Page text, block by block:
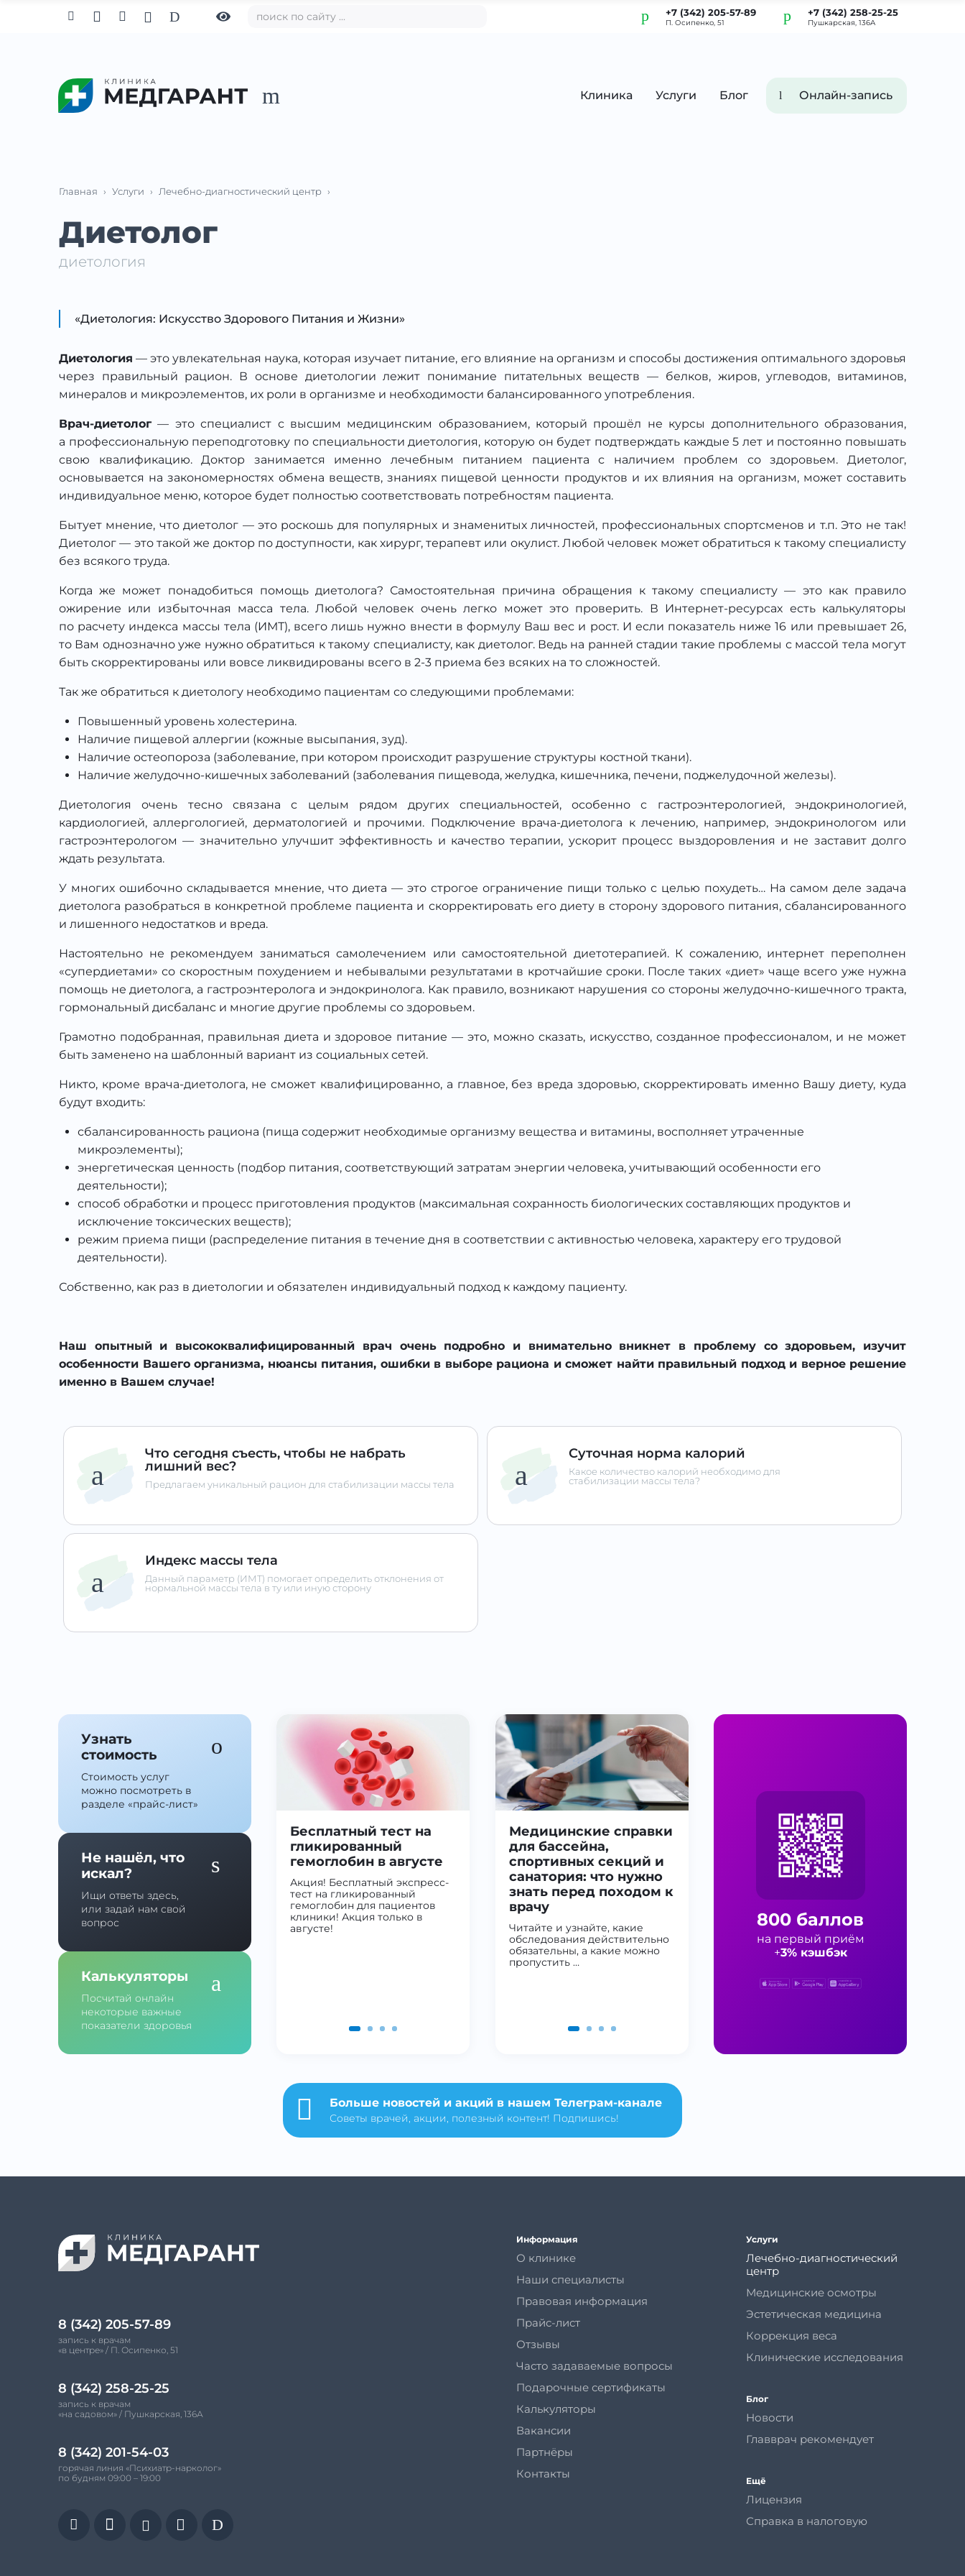
    D +7 (342) 205-57-89
П. Осипенко, 51
+7 (342) 258-25-25
Пушкарская, 136А
m Клиника Услуги Блог Онлайн-запись
Главная › Услуги › Лечебно-диагностический центр ›
Диетолог
диетология
«Диетология: Искусство Здорового Питания и Жизни»
Диетология — это увлекательная наука, которая изучает питание, его влияние на организм и способы достижения оптимального здоровья
через правильный рацион. В основе диетологии лежит понимание питательных веществ — белков, жиров, углеводов, витаминов,
минералов и микроэлементов, их роли в организме и необходимости балансированного употребления.
Врач-диетолог — это специалист с высшим медицинским образованием, который прошёл не курсы дополнительного образования,
а профессиональную переподготовку по специальности диетология, которую он будет подтверждать каждые 5 лет и постоянно повышать
свою квалификацию. Доктор занимается именно лечебным питанием пациента с наличием проблем со здоровьем. Диетолог,
основывается на закономерностях обмена веществ, знаниях пищевой ценности продуктов и их влияния на организм, может составить
индивидуальное меню, которое будет полностью соответствовать потребностям пациента.
Бытует мнение, что диетолог — это роскошь для популярных и знаменитых личностей, профессиональных спортсменов и т.п. Это не так!
Диетолог — это такой же доктор по доступности, как хирург, терапевт или окулист. Любой человек может обратиться к такому специалисту
без всякого труда.
Когда же может понадобиться помощь диетолога? Самостоятельная причина обращения к такому специалисту — это как правило
ожирение или избыточная масса тела. Любой человек очень легко может это проверить. В Интернет-ресурсах есть калькуляторы
по расчету индекса массы тела (ИМТ), всего лишь нужно внести в формулу Ваш вес и рост. И если показатель ниже 16 или превышает 26,
то Вам однозначно уже нужно обратиться к такому специалисту, как диетолог. Ведь на ранней стадии такие проблемы с массой тела могут
быть скорректированы или вовсе ликвидированы всего в 2-3 приема без всяких на то сложностей.
Так же обратиться к диетологу необходимо пациентам со следующими проблемами:
Повышенный уровень холестерина.
Наличие пищевой аллергии (кожные высыпания, зуд).
Наличие остеопороза (заболевание, при котором происходит разрушение структуры костной ткани).
Наличие желудочно-кишечных заболеваний (заболевания пищевода, желудка, кишечника, печени, поджелудочной железы).
Диетология очень тесно связана с целым рядом других специальностей, особенно с гастроэнтерологией, эндокринологией,
кардиологией, аллергологией, дерматологией и прочими. Подключение врача-диетолога к лечению, например, эндокринологом или
гастроэнтерологом — значительно улучшит эффективность и качество терапии, ускорит процесс выздоровления и не заставит долго
ждать результата.
У многих ошибочно складывается мнение, что диета — это строгое ограничение пищи только с целью похудеть… На самом деле задача
диетолога разобраться в конкретной проблеме пациента и скорректировать его диету в сторону здорового питания, сбалансированного
и лишенного недостатков и вреда.
Настоятельно не рекомендуем заниматься самолечением или самостоятельной диетотерапией. К сожалению, интернет переполнен
«супердиетами» со скоростным похудением и небывалыми результатами в кротчайшие сроки. После таких «диет» чаще всего уже нужна
помощь не диетолога, а гастроэнтеролога и эндокринолога. Как правило, возникают нарушения со стороны желудочно-кишечного тракта,
гормональный дисбаланс и многие другие проблемы со здоровьем.
Грамотно подобранная, правильная диета и здоровое питание — это, можно сказать, искусство, созданное профессионалом, и не может
быть заменено на шаблонный вариант из социальных сетей.
Никто, кроме врача-диетолога, не сможет квалифицированно, а главное, без вреда здоровью, скорректировать именно Вашу диету, куда
будут входить:
сбалансированность рациона (пища содержит необходимые организму вещества и витамины, восполняет утраченные
микроэлементы);
энергетическая ценность (подбор питания, соответствующий затратам энергии человека, учитывающий особенности его
деятельности);
способ обработки и процесс приготовления продуктов (максимальная сохранность биологических составляющих продуктов и
исключение токсических веществ);
режим приема пищи (распределение питания в течение дня в соответствии с активностью человека, характеру его трудовой
деятельности).
Собственно, как раз в диетологии и обязателен индивидуальный подход к каждому пациенту.
Наш опытный и высококвалифицированный врач очень подробно и внимательно вникнет в проблему со здоровьем, изучит
особенности Вашего организма, нюансы питания, ошибки в выборе рациона и сможет найти правильный подход и верное решение
именно в Вашем случае!
Что сегодня съесть, чтобы не набрать
лишний вес?
Предлагаем уникальный рацион для стабилизации массы тела
Суточная норма калорий
Какое количество калорий необходимо для
стабилизации массы тела?
Индекс массы тела
Данный параметр (ИМТ) помогает определить отклонения от
нормальной массы тела в ту или иную сторону
Узнать
стоимость
Стоимость услуг
можно посмотреть в
разделе «прайс-лист»
Не нашёл, что
искал?
Ищи ответы здесь,
или задай нам свой
вопрос
Калькуляторы
Посчитай онлайн
некоторые важные
показатели здоровья
Бесплатный тест на
гликированный
гемоглобин в августе
Акция! Бесплатный экспресс-
тест на гликированный
гемоглобин для пациентов
клиники! Акция только в
августе!
Медицинские справки
для бассейна,
спортивных секций и
санатория: что нужно
знать перед походом к
врачу
Читайте и узнайте, какие
обследования действительно
обязательны, а какие можно
пропустить …
800 баллов
на первый приём
+3% кэшбэк
 Больше новостей и акций в нашем Телеграм-канале
Советы врачей, акции, полезный контент! Подпишись!
8 (342) 205-57-89
запись к врачам
«в центре» / П. Осипенко, 51
8 (342) 258-25-25
запись к врачам
«на садовом» / Пушкарская, 136А
8 (342) 201-54-03
горячая линия «Психиатр-нарколог»
по будням 09:00 – 19:00
    D
Информация
О клинике
Наши специалисты
Правовая информация
Прайс-лист
Отзывы
Часто задаваемые вопросы
Подарочные сертификаты
Калькуляторы
Вакансии
Партнёры
Контакты
Услуги
Лечебно-диагностический
центр
Медицинские осмотры
Эстетическая медицина
Коррекция веса
Клинические исследования
Блог
Новости
Главврач рекомендует
Ещё
Лицензия
Справка в налоговую